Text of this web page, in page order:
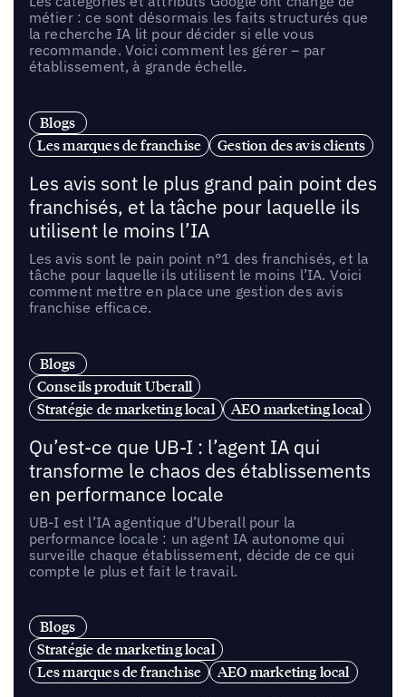
métier : ce sont désormais les faits structurés que
la recherche IA lit pour décider si elle vous
recommande. Voici comment les gérer – par
établissement, à grande échelle.
Blogs
Les marques de franchise
Gestion des avis clients
Les avis sont le plus grand pain point des
franchisés, et la tâche pour laquelle ils
utilisent le moins l’IA
Les avis sont le pain point n°1 des franchisés, et la
tâche pour laquelle ils utilisent le moins l’IA. Voici
comment mettre en place une gestion des avis
franchise efficace.
Blogs
Conseils produit Uberall
Stratégie de marketing local
AEO marketing local
Qu’est-ce que UB-I : l’agent IA qui
transforme le chaos des établissements
en performance locale
UB-I est l’IA agentique d’Uberall pour la
performance locale : un agent IA autonome qui
surveille chaque établissement, décide de ce qui
compte le plus et fait le travail.
Blogs
Stratégie de marketing local
Les marques de franchise
AEO marketing local